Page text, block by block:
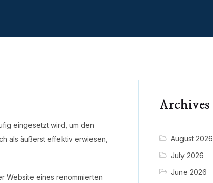
eingesetzt wird, um den
als äußerst effektiv erwiesen,
Website eines renommierten
Archives
August 2026
July 2026
June 2026